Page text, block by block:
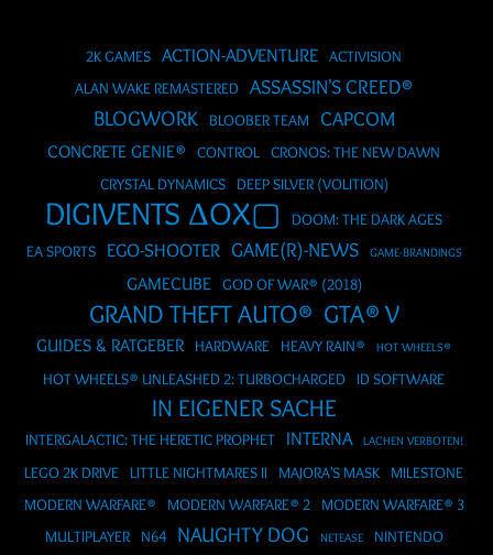
2K GAMES ACTION-ADVENTURE ACTIVISION
ALAN WAKE REMASTERED ASSASSIN'S CREED®
BLOGWORK
BLOOBER TEAM CAPCOM
CONCRETE GENIE® CONTROL CRONOS: THE NEW DAWN
CRYSTAL DYNAMICS
DEEP SILVER (VOLITION)
DIGIVENTS ΔOX▢
DOOM: THE DARK AGES
EA SPORTS
EGO-SHOOTER GAME(R)-NEWS GAME-BRANDINGS
GAMECUBE GOD OF WAR® (2018)
GRAND THEFT AUTO® GTA® V
GUIDES & RATGEBER HARDWARE HEAVY RAIN® HOT WHEELS®
HOT WHEELS® UNLEASHED 2: TURBOCHARGED ID SOFTWARE
IN EIGENER SACHE
INTERGALACTIC: THE HERETIC PROPHET INTERNA LACHEN VERBOTEN!
LEGO 2K DRIVE LITTLE NIGHTMARES II MAJORA'S MASK
MILESTONE
MODERN WARFARE®
MODERN WARFARE® 2
MODERN WARFARE® 3
MULTIPLAYER
N64 NAUGHTY DOG NETEASE NINTENDO